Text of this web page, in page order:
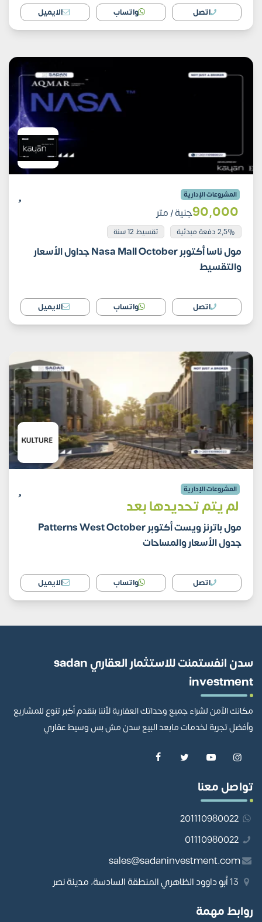
اتصل واتساب الايميل
المشروعات الإدارية
90٬000جنية/ متر
2,5% دفعة مبدئية تقسيط 12 سنة
مول ناسا أكتوبر Nasa Mall October جداول الأسعار
والتقسيط
اتصل واتساب الايميل
المشروعات الإدارية
لم يتم تحديدها بعد
مول باترنز ويست أكتوبر Patterns West October
جدول الأسعار والمساحات
اتصل واتساب الايميل
سدن انفستمنت للاستثمار العقاري sadan
investment
مكانك الآمن لشراء جميع وحداتك العقارية لأننا بنقدم أكبر تنوع للمشاريع
وأفضل تجربة لخدمات مابعد البيع سدن مش بس وسيط عقاري
تواصل معنا
201110980022
01110980022
sales@sadaninvestment.com
روابط مهمة